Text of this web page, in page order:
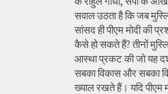
सवाल उठता है कि जब
सांसद ही पीएम मोदी की
कैसे हो सकते हैं? तीनों
आस्था प्रकट की जो यह
सबका विकास और सबका
ख्याल रखते हैं। यदि पीएम